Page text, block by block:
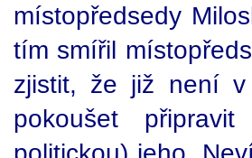
místopředsedy
tím smířil
zjistit, že již není
pokoušet